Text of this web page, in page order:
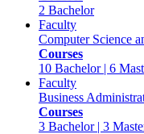
2 Bachelor
Faculty
Computer Science
Courses
10 Bachelor | 6
Faculty
Business
Courses
3 Bachelor | 3